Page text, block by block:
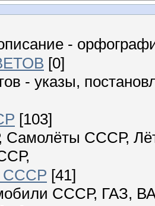
-
[0]
- указы,
[103]
СССР,
[41]
СССР, ГАЗ,